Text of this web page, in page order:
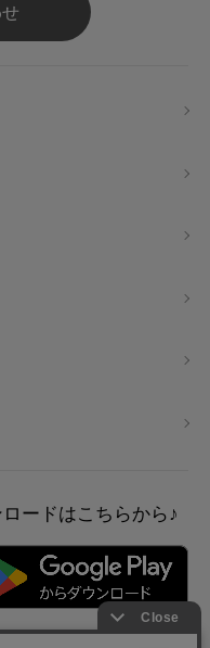
ードはこちらから♪